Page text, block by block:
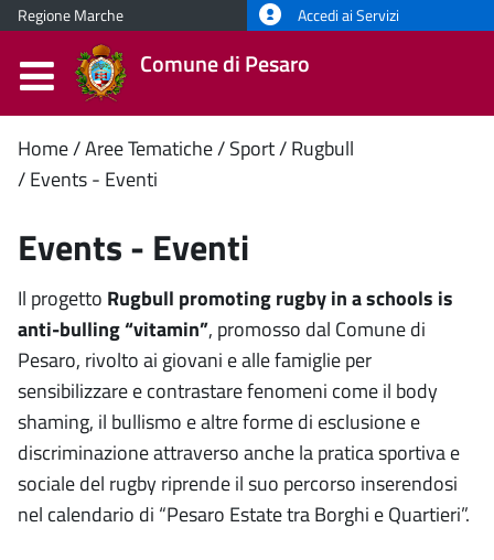
Regione Marche Accedi ai Servizi
Comune di Pesaro
Contenuto
Home Aree Tematiche Sport Rugbull
Events - Eventi
Events - Eventi
Il progetto Rugbull promoting rugby in a schools is
anti-bulling “vitamin”, promosso dal Comune di
Pesaro, rivolto ai giovani e alle famiglie per
sensibilizzare e contrastare fenomeni come il body
shaming, il bullismo e altre forme di esclusione e
discriminazione attraverso anche la pratica sportiva e
sociale del rugby riprende il suo percorso inserendosi
nel calendario di “Pesaro Estate tra Borghi e Quartieri”.